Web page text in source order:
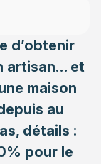
d’obtenir
artisan… et
maison
au
détails :
pour le
!